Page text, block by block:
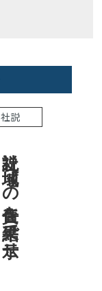
社説
社説 地域への責任を結果で示せ